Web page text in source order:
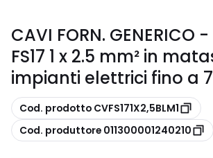
CAVI FORN. GENERICO
FS17 1 x 2.5 mm² in
impianti elettrici fino a
copia
Cod. prodotto CVFS171X2,5BLM1
copia
Cod. produttore 011300001240210